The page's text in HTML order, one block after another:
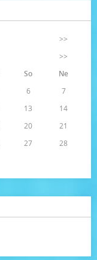
>>
>>
So
Ne
6
7
13
14
20
21
27
28